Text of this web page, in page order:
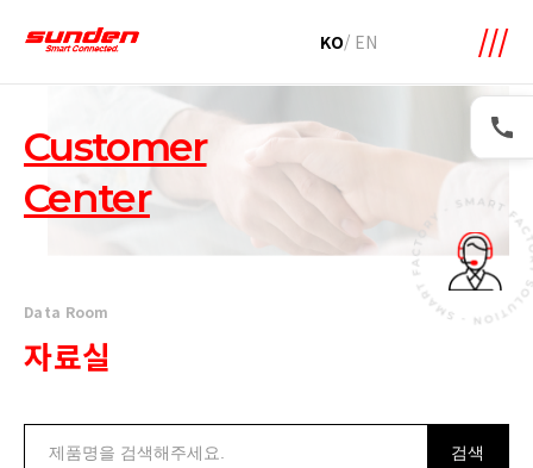
KO/ EN
Customer
Center
Data Room
자료실
검색